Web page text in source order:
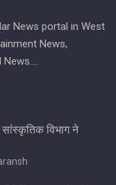
News portal in West
News,
News….
विभाग ने